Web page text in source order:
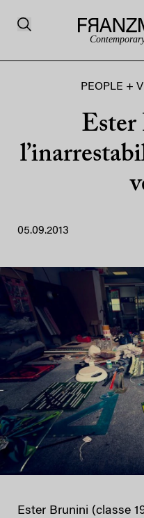
PEOPLE +
05.09.2013
Ester Brunini (classe